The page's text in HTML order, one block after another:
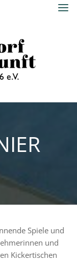
Spiele und
und
Kickertischen